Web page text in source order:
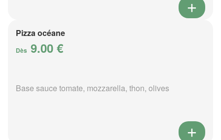
Pizza océane
Dès 9.00 €
Base sauce tomate, mozzarella, thon, olives